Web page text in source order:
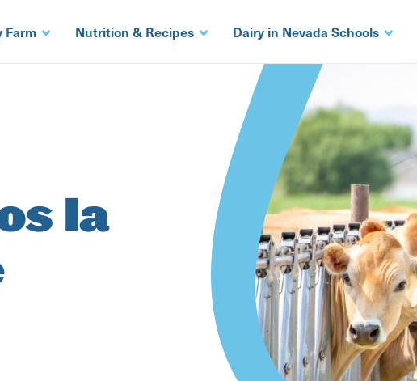
Farm Nutrition & Recipes Dairy in Nevada Schools
la